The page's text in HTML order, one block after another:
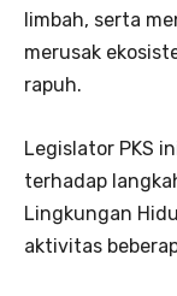
limbah, serta
merusak
rapuh.
Legislator PKS
terhadap
Lingkungan
aktivitas